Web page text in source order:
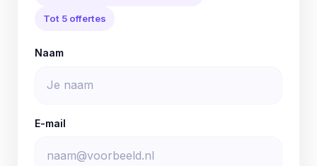
Tot 5 offertes
Naam
E-mail